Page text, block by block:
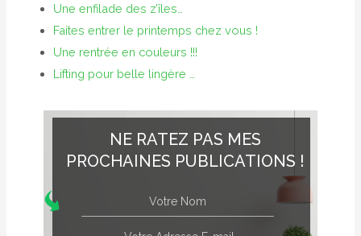
Une enfilade des z’îles…
Faites entrer le printemps chez vous !
Une rentrée en couleurs !!!
Lifting pour belle lingère …
NE RATEZ PAS MES
PROCHAINES PUBLICATIONS !